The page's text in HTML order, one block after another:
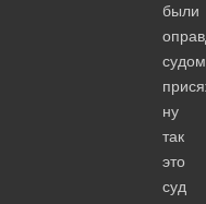
были
судом
ну
так
это
суд